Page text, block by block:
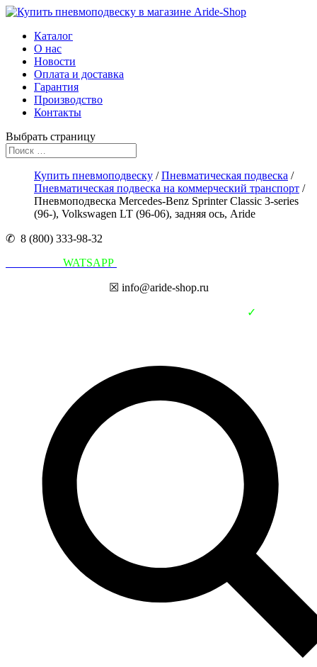
Каталог
О нас
Новости
Оплата и доставка
Гарантия
Производство
Контакты
Выбрать страницу
Купить пневмоподвеску /Пневматическая подвеска /
Пневматическая подвеска на коммерческий транспорт /
Пневмоподвеска Mercedes-Benz Sprinter Classic 3-series
(96-), Volkswagen LT (96-06), задняя ось, Aride
✆ 8 (800) 333-98-32
WATSAPP
☒ info@aride-shop.ru
✓